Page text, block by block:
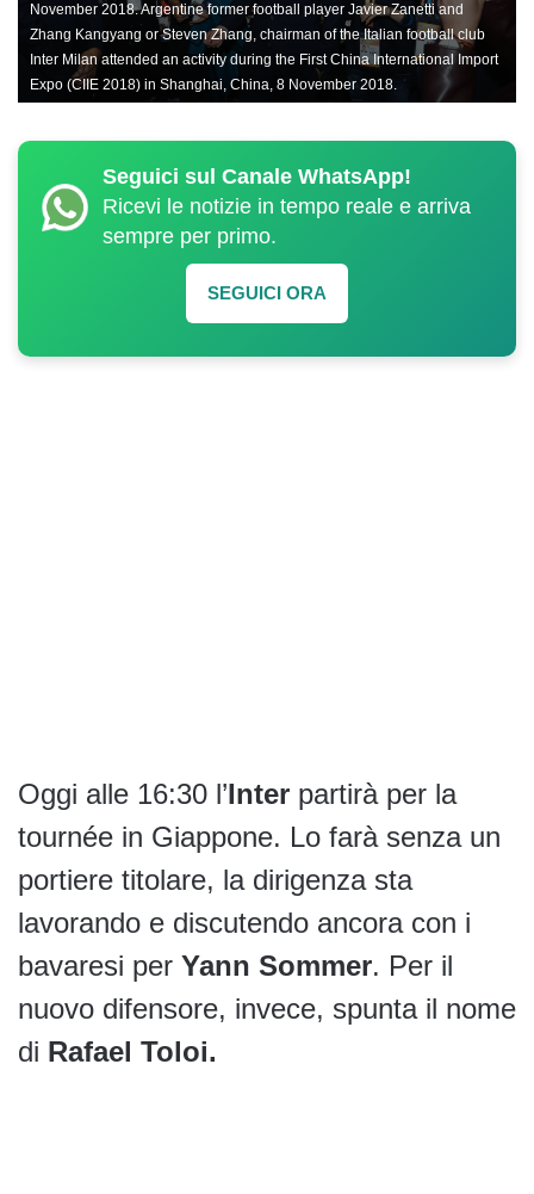
November 2018. Argentine former football player Javier Zanetti and
Zhang Kangyang or Steven Zhang, chairman of the Italian football club
Inter Milan attended an activity during the First China International Import
Expo (CIIE 2018) in Shanghai, China, 8 November 2018.
Seguici sul Canale WhatsApp!
Ricevi le notizie in tempo reale e arriva
sempre per primo.
SEGUICI ORA
Oggi alle 16:30 l’Inter partirà per la
tournée in Giappone. Lo farà senza un
portiere titolare, la dirigenza sta
lavorando e discutendo ancora con i
bavaresi per Yann Sommer. Per il
nuovo difensore, invece, spunta il nome
di Rafael Toloi.